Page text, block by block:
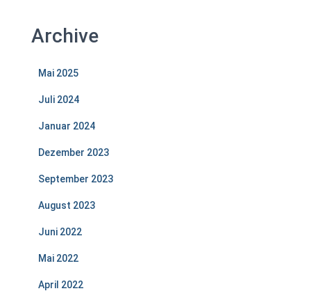
Archive
Mai 2025
Juli 2024
Januar 2024
Dezember 2023
September 2023
August 2023
Juni 2022
Mai 2022
April 2022